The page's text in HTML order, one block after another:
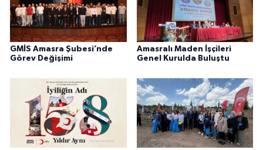
GMİS Amasra Şubesi’nde
Görev Değişimi
Amasralı Maden İşçileri
Genel Kurulda Buluştu